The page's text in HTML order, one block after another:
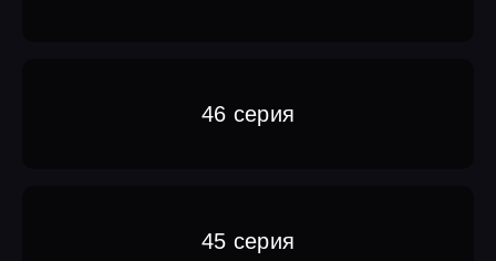
46 серия
45 серия